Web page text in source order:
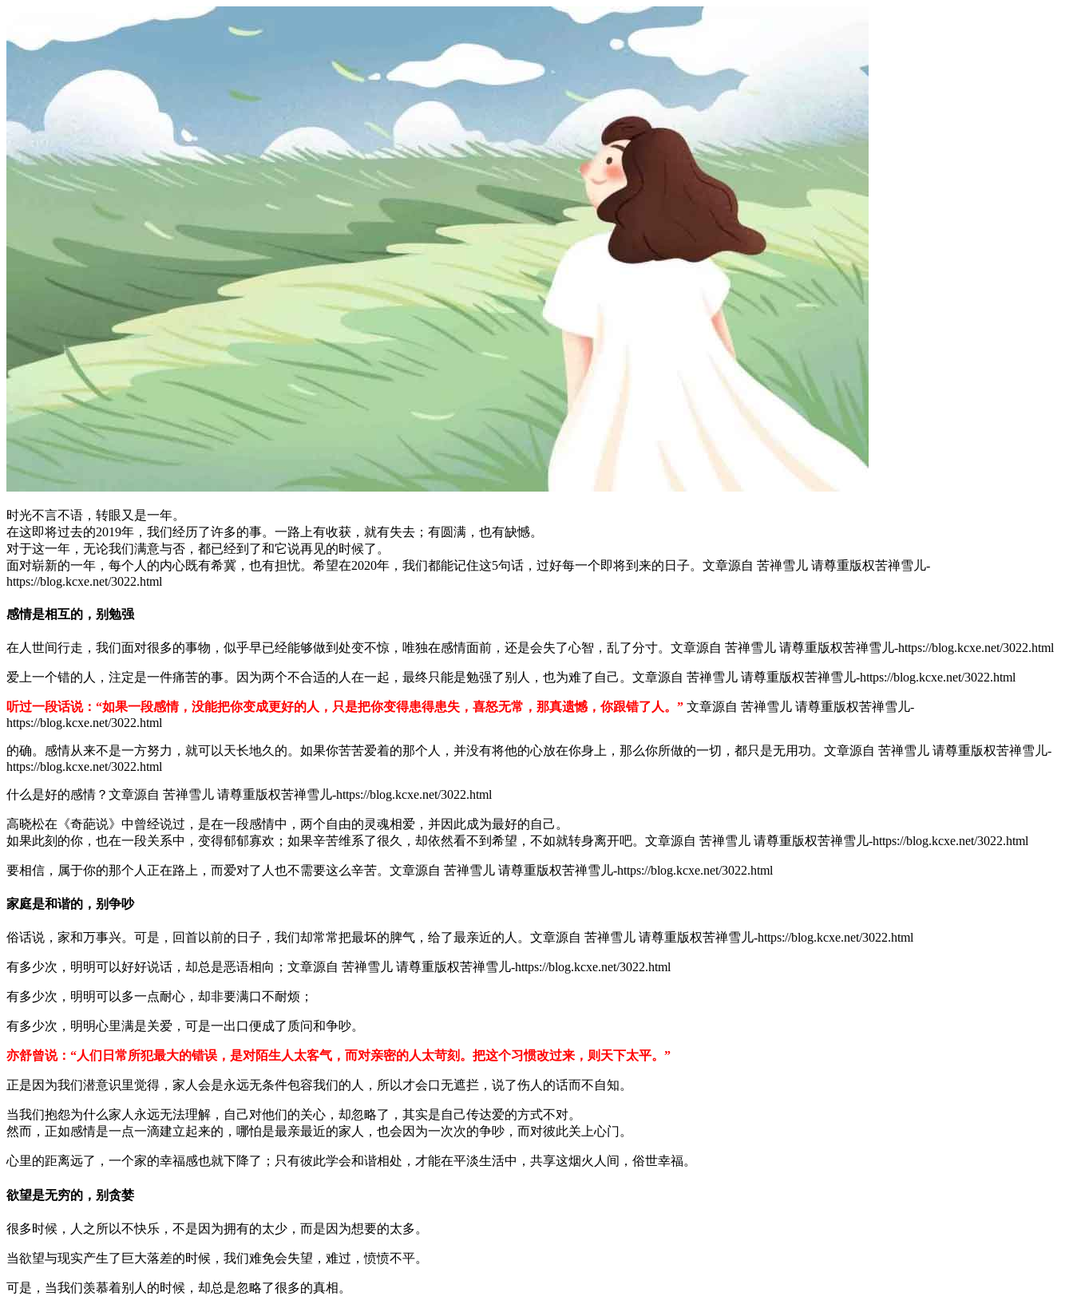
时光不言不语，转眼又是一年。
在这即将过去的2019年，我们经历了许多的事。一路上有收获，就有失去；有圆满，也有缺憾。
对于这一年，无论我们满意与否，都已经到了和它说再见的时候了。
面对崭新的一年，每个人的内心既有希冀，也有担忧。希望在2020年，我们都能记住这5句话，过好每一个即将到来的日子。 文章源自 苦禅雪儿 请尊重版权苦禅雪儿-
https://blog.kcxe.net/3022.html
感情是相互的，别勉强
在人世间行走，我们面对很多的事物，似乎早已经能够做到处变不惊，唯独在感情面前，还是会失了心智，乱了分寸。 文章源自 苦禅雪儿 请尊重版权苦禅雪儿-https://blog.kcxe.net/3022.html
爱上一个错的人，注定是一件痛苦的事。因为两个不合适的人在一起，最终只能是勉强了别人，也为难了自己。 文章源自 苦禅雪儿 请尊重版权苦禅雪儿-https://blog.kcxe.net/3022.html
听过一段话说：“如果一段感情，没能把你变成更好的人，只是把你变得患得患失，喜怒无常，那真遗憾，你跟错了人。” 文章源自 苦禅雪儿 请尊重版权苦禅雪儿-
https://blog.kcxe.net/3022.html
的确。感情从来不是一方努力，就可以天长地久的。如果你苦苦爱着的那个人，并没有将他的心放在你身上，那么你所做的一切，都只是无用功。 文章源自 苦禅雪儿 请尊重版权苦禅雪儿-
https://blog.kcxe.net/3022.html
什么是好的感情？ 文章源自 苦禅雪儿 请尊重版权苦禅雪儿-https://blog.kcxe.net/3022.html
高晓松在《奇葩说》中曾经说过，是在一段感情中，两个自由的灵魂相爱，并因此成为最好的自己。
如果此刻的你，也在一段关系中，变得郁郁寡欢；如果辛苦维系了很久，却依然看不到希望，不如就转身离开吧。 文章源自 苦禅雪儿 请尊重版权苦禅雪儿-https://blog.kcxe.net/3022.html
要相信，属于你的那个人正在路上，而爱对了人也不需要这么辛苦。 文章源自 苦禅雪儿 请尊重版权苦禅雪儿-https://blog.kcxe.net/3022.html
家庭是和谐的，别争吵
俗话说，家和万事兴。可是，回首以前的日子，我们却常常把最坏的脾气，给了最亲近的人。 文章源自 苦禅雪儿 请尊重版权苦禅雪儿-https://blog.kcxe.net/3022.html
有多少次，明明可以好好说话，却总是恶语相向； 文章源自 苦禅雪儿 请尊重版权苦禅雪儿-https://blog.kcxe.net/3022.html
有多少次，明明可以多一点耐心，却非要满口不耐烦；
有多少次，明明心里满是关爱，可是一出口便成了质问和争吵。
亦舒曾说：“人们日常所犯最大的错误，是对陌生人太客气，而对亲密的人太苛刻。把这个习惯改过来，则天下太平。”
正是因为我们潜意识里觉得，家人会是永远无条件包容我们的人，所以才会口无遮拦，说了伤人的话而不自知。
当我们抱怨为什么家人永远无法理解，自己对他们的关心，却忽略了，其实是自己传达爱的方式不对。
然而，正如感情是一点一滴建立起来的，哪怕是最亲最近的家人，也会因为一次次的争吵，而对彼此关上心门。
心里的距离远了，一个家的幸福感也就下降了；只有彼此学会和谐相处，才能在平淡生活中，共享这烟火人间，俗世幸福。
欲望是无穷的，别贪婪
很多时候，人之所以不快乐，不是因为拥有的太少，而是因为想要的太多。
当欲望与现实产生了巨大落差的时候，我们难免会失望，难过，愤愤不平。
可是，当我们羡慕着别人的时候，却总是忽略了很多的真相。